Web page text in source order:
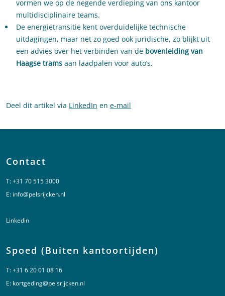
vormen we op de negende verdieping van ons kantoor
multidisciplinaire teams.
De energietransitie kent overduidelijke technische
uitdagingen, maar net zo goed ook juridische, zo blijkt uit
een advies over het verbinden van de bovenleiding van
Haagse trams aan laadpalen voor auto’s.
Deel dit artikel via LinkedIn en e-mail
Contact
T:+31 70 515 3000
E: info@pelsrijcken.nl
Linkedin
Spoed (Buiten kantoortijden)
T:+31 6 20 01 08 16
E: kortgeding@pelsrijcken.nl